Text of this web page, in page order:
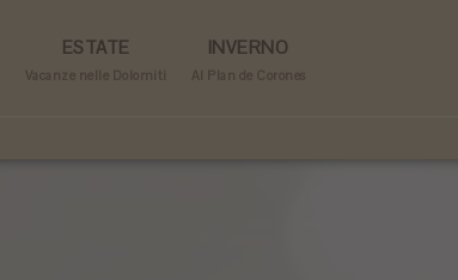
ESTATE
Vacanze nelle Dolomiti
INVERNO
Al Plan de Corones